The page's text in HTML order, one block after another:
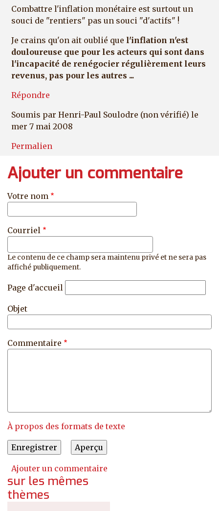
Combattre l'inflation monétaire est surtout un
souci de "rentiers" pas un souci "d'actifs" !
Je crains qu'on ait oublié que l'inflation n'est
douloureuse que pour les acteurs qui sont dans
l'incapacité de renégocier régulièrement leurs
revenus, pas pour les autres ...
Répondre
Soumis par Henri-Paul Soulodre (non vérifié) le
mer 7 mai 2008
Permalien
Ajouter un commentaire
Votre nom
Courriel
Le contenu de ce champ sera maintenu privé et ne sera pas
affiché publiquement.
Page d'accueil
Objet
Commentaire
À propos des formats de texte
Ajouter un commentaire
sur les mêmes
thèmes